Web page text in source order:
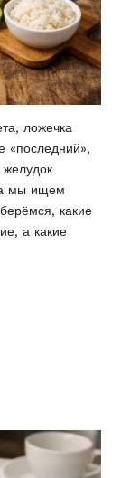
ложечка
«последний»,
желудок
а мы ищем
какие
а какие